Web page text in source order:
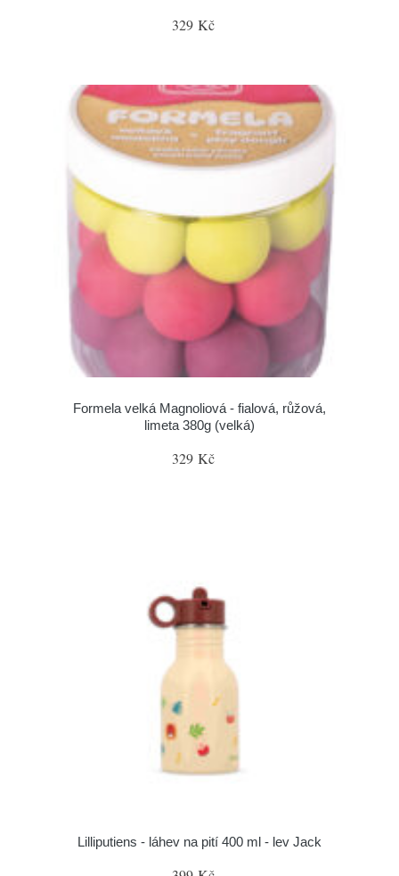
329 Kč
Formela velká Magnoliová - fialová, růžová,
limeta 380g (velká)
329 Kč
Lilliputiens - láhev na pití 400 ml - lev Jack